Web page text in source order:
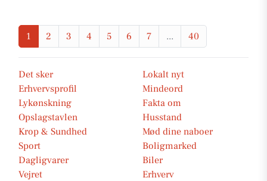
1 2 3 4 5 6 7 ... 40
Det sker
Lokalt nyt
Erhvervsprofil
Mindeord
Lykønskning
Fakta om
Opslagstavlen
Husstand
Krop & Sundhed
Mød dine naboer
Sport
Boligmarked
Dagligvarer
Biler
Vejret
Erhverv